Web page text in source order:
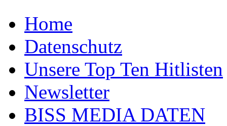
Home
Datenschutz
Unsere Top Ten Hitlisten
Newsletter
BISS MEDIA DATEN